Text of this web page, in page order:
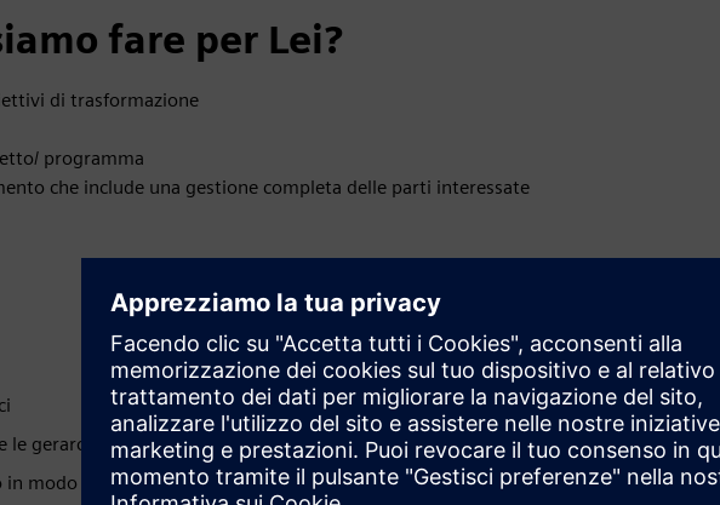
fare per Lei?
di trasformazione
programma
che include una gestione completa delle parti interessate
gerarchie
modo chiaro per ogni gruppo target